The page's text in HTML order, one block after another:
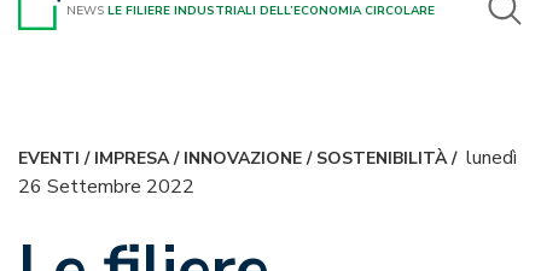
NEWS LE FILIERE INDUSTRIALI DELL’ECONOMIA CIRCOLARE
EVENTI / IMPRESA/ INNOVAZIONE/ SOSTENIBILITÀ/ lunedì
26 Settembre 2022